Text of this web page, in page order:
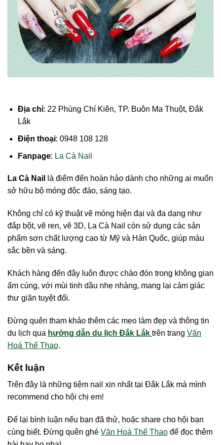
Địa chỉ: 22 Phùng Chí Kiên, TP. Buôn Ma Thuột, Đắk
Lắk
Điện thoại: 0948 108 128
Fanpage: La Cà Nail
La Cà Nail
là điểm đến hoàn hảo dành cho những ai muốn
sở hữu bộ móng độc đáo, sáng tạo.
Không chỉ có kỹ thuật vẽ móng hiện đại và đa dạng như
đắp bột, vẽ ren, vẽ 3D, La Cà Nail còn sử dụng các sản
phẩm sơn chất lượng cao từ Mỹ và Hàn Quốc, giúp màu
sắc bền và sáng.
Khách hàng đến đây luôn được chào đón trong không gian
ấm cúng, với mùi tinh dầu nhẹ nhàng, mang lại cảm giác
thư giãn tuyệt đối.
Đừng quên tham khảo thêm các mẹo làm đẹp và thông tin
du lịch qua hướng dẫn du lịch Đắk Lắk trên trang Văn
Hoá Thể Thao.
Kết luận
Trên đây là những tiệm nail xịn nhất tại Đắk Lắk mà mình
recommend cho hội chị em!
Để lại bình luận nếu bạn đã thử, hoặc share cho hội bạn
cùng biết. Đừng quên ghé Văn Hoá Thể Thao để đọc thêm